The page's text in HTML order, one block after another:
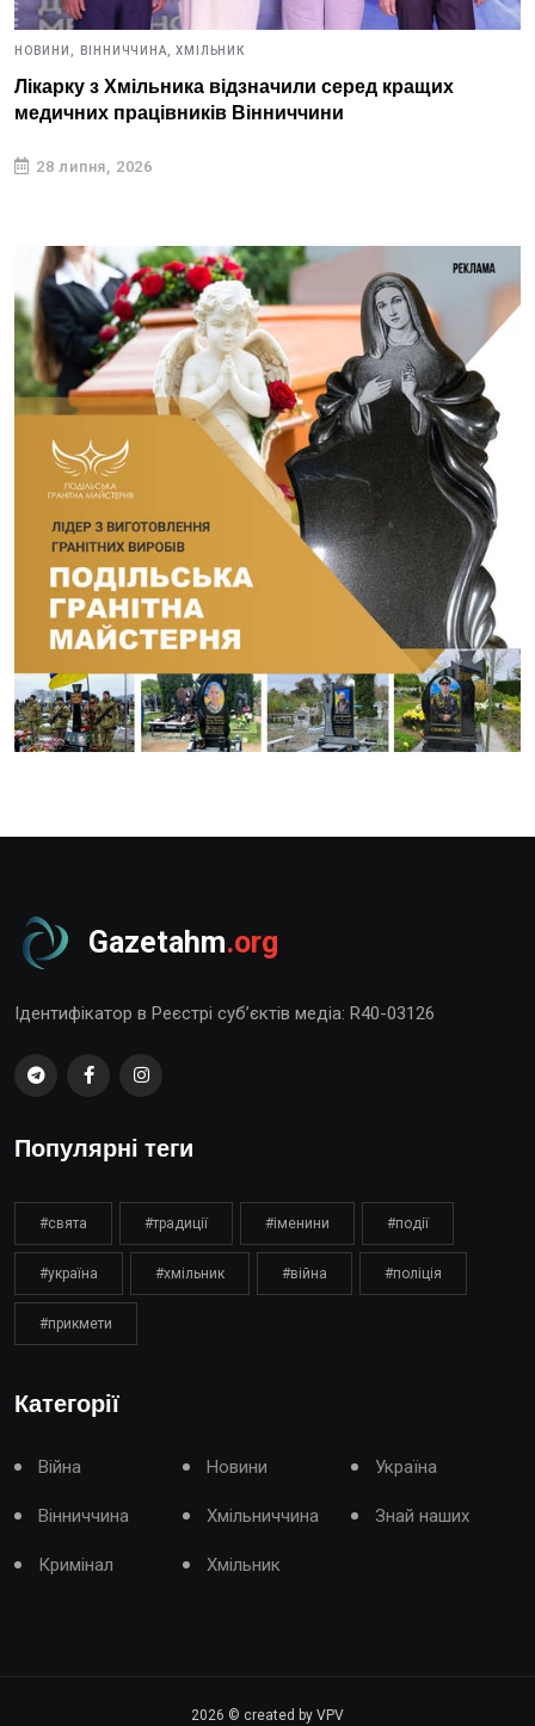
НОВИНИ, ВІННИЧЧИНА, ХМІЛЬНИК
Лікарку з Хмільника відзначили серед кращих
медичних працівників Вінниччини
28 липня, 2026
Gazetahm.org
Ідентифікатор в Реєстрі суб’єктів медіа: R40-03126
Популярні теги
#свята #традиції #іменини #події
#україна #хмільник #війна #поліція
#прикмети
Категорії
Війна Новини Україна
Вінниччина Хмільниччина Знай наших
Кримінал Хмільник
2026 © created by VPV